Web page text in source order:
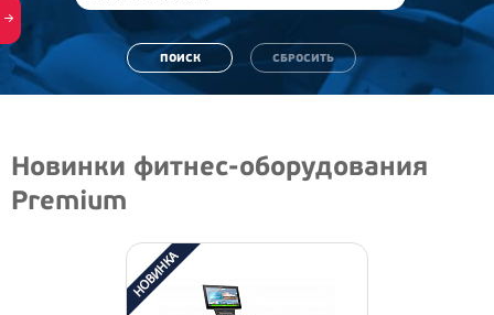
Новинки фитнес-оборудования
Premium